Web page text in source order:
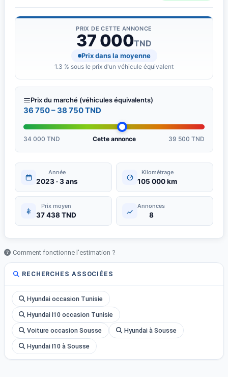
PRIX DE CETTE ANNONCE
37 000TND
Prix dans la moyenne
1.3 % sous le prix d'un véhicule équivalent
Prix du marché (véhicules équivalents)
36 750 – 38 750 TND
34 000 TND Cette annonce 39 500 TND
Année
2023 · 3 ans
Kilométrage
105 000 km
Prix moyen
37 438 TND
Annonces
8
Comment fonctionne l'estimation ?
RECHERCHES ASSOCIÉES
Hyundai occasion Tunisie
Hyundai I10 occasion Tunisie
Voiture occasion Sousse Hyundai à Sousse
Hyundai I10 à Sousse